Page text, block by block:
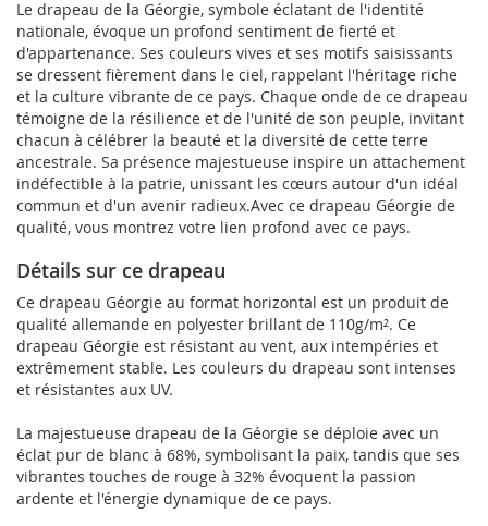
Le drapeau de la Géorgie, symbole éclatant de l'identité
nationale, évoque un profond sentiment de fierté et
d'appartenance. Ses couleurs vives et ses motifs saisissants
se dressent fièrement dans le ciel, rappelant l'héritage riche
et la culture vibrante de ce pays. Chaque onde de ce drapeau
témoigne de la résilience et de l'unité de son peuple, invitant
chacun à célébrer la beauté et la diversité de cette terre
ancestrale. Sa présence majestueuse inspire un attachement
indéfectible à la patrie, unissant les cœurs autour d'un idéal
commun et d'un avenir radieux.Avec ce drapeau Géorgie de
qualité, vous montrez votre lien profond avec ce pays.
Détails sur ce drapeau
Ce drapeau Géorgie au format horizontal est un produit de
qualité allemande en polyester brillant de 110g/m². Ce
drapeau Géorgie est résistant au vent, aux intempéries et
extrêmement stable. Les couleurs du drapeau sont intenses
et résistantes aux UV.
La majestueuse drapeau de la Géorgie se déploie avec un
éclat pur de blanc à 68%, symbolisant la paix, tandis que ses
vibrantes touches de rouge à 32% évoquent la passion
ardente et l'énergie dynamique de ce pays.